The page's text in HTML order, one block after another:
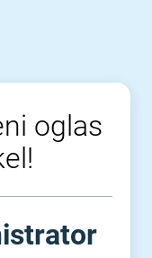
oglas